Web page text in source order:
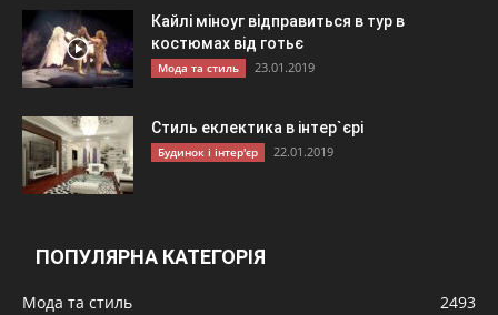
Кайлі міноуг відправиться в тур в
костюмах від готьє
Мода та стиль 23.01.2019
Стиль еклектика в інтер`єрі
Будинок і інтер'єр 22.01.2019
ПОПУЛЯРНА КАТЕГОРІЯ
Мода та стиль
2493